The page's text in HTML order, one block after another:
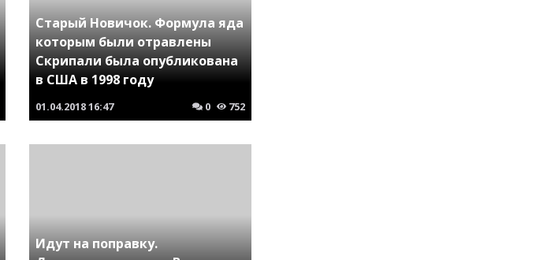
Старый Новичок. Формула яда
которым были отравлены
Скрипали была опубликована
в США в 1998 году
01.04.201816:47 0 752
Идут на поправку.